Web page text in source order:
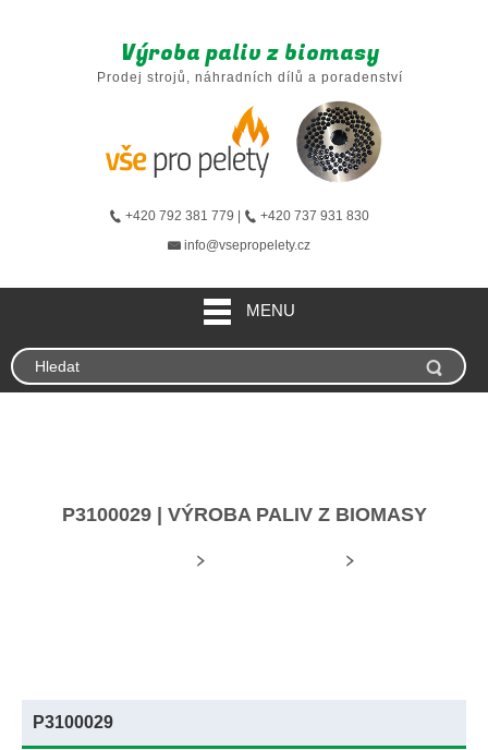
Výroba paliv z biomasy
Prodej strojů, náhradních dílů a poradenství
+420 792 381 779 |
+420 737 931 830
info@vsepropelety.cz
MENU
P3100029 | VÝROBA PALIV Z BIOMASY
P3100029